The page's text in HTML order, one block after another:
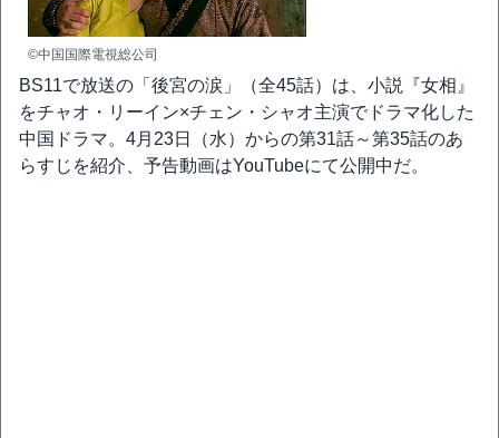
©中国国際電視総公司
BS11で放送の「後宮の涙」（全45話）は、小説『女相』
をチャオ・リーイン×チェン・シャオ主演でドラマ化した
中国ドラマ。4月23日（水）からの第31話～第35話のあ
らすじを紹介、予告動画はYouTubeにて公開中だ。